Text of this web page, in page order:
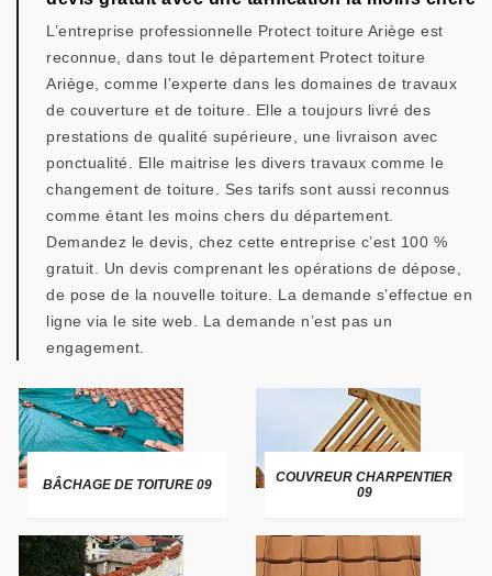
L’entreprise professionnelle Protect toiture Ariège est
reconnue, dans tout le département Protect toiture
Ariège, comme l’experte dans les domaines de travaux
de couverture et de toiture. Elle a toujours livré des
prestations de qualité supérieure, une livraison avec
ponctualité. Elle maitrise les divers travaux comme le
changement de toiture. Ses tarifs sont aussi reconnus
comme étant les moins chers du département.
Demandez le devis, chez cette entreprise c’est 100 %
gratuit. Un devis comprenant les opérations de dépose,
de pose de la nouvelle toiture. La demande s’effectue en
ligne via le site web. La demande n’est pas un
engagement.
BÂCHAGE DE TOITURE 09
COUVREUR CHARPENTIER
09